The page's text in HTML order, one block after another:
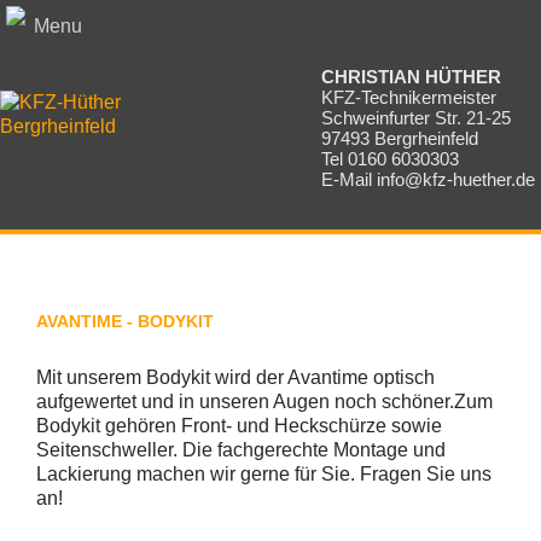
CHRISTIAN HÜTHER
KFZ-Technikermeister
Schweinfurter Str. 21-25
97493 Bergrheinfeld
Tel 0160 6030303
E-Mail info@kfz-huether.de
Menu
AVANTIME - BODYKIT
Mit unserem Bodykit wird der Avantime optisch
aufgewertet und in unseren Augen noch schöner.Zum
Bodykit gehören Front- und Heckschürze sowie
Seitenschweller. Die fachgerechte Montage und
Lackierung machen wir gerne für Sie. Fragen Sie uns
an!